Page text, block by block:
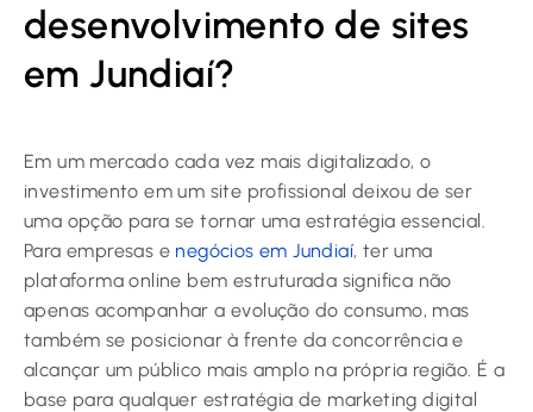
desenvolvimento de sites
em Jundiaí?
Em um mercado cada vez mais digitalizado, o
investimento em um site profissional deixou de ser
uma opção para se tornar uma estratégia essencial.
Para empresas e negócios em Jundiaí, ter uma
plataforma online bem estruturada significa não
apenas acompanhar a evolução do consumo, mas
também se posicionar à frente da concorrência e
alcançar um público mais amplo na própria região. É a
base para qualquer estratégia de marketing digital